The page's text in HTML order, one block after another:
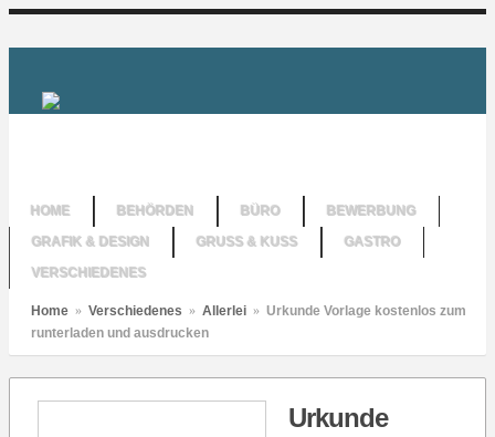
HOME BEHÖRDEN BÜRO
BEWERBUNG
GRAFIK & DESIGN
GRUSS & KUSS
GASTRO
VERSCHIEDENES
Home » Verschiedenes » Allerlei » Urkunde Vorlage kostenlos zum
runterladen und ausdrucken
Urkunde